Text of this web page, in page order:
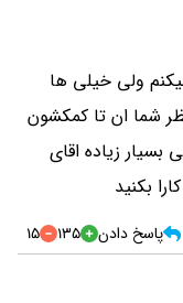
ولی خیلی ها
شما ان تا کمکشون
زیاده اقای
بکنید
پاسخ دادن 135
15